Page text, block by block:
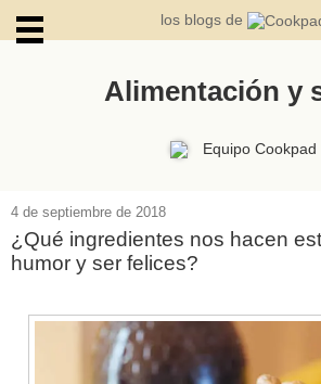
los blogs de
Alimentación y
Equipo Cookpad
4 de septiembre de 2018
¿Qué ingredientes nos hacen
humor y ser felices?